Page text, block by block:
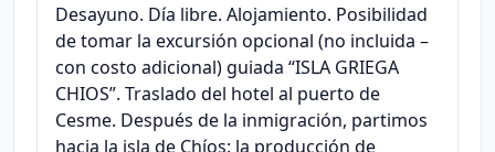
Desayuno. Día libre. Alojamiento. Posibilidad
de tomar la excursión opcional (no incluida –
con costo adicional) guiada “ISLA GRIEGA
CHIOS”. Traslado del hotel al puerto de
Cesme. Después de la inmigración, partimos
hacia la isla de Chíos: la producción de